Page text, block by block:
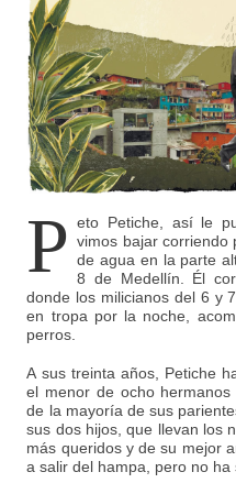
P eto Petiche, así le
vimos bajar corriendo
de agua en la parte
8 de Medellín. Él
donde los milicianos del 6 y
en tropa por la noche,
perros.
A sus treinta años, Petiche
el menor de ocho
de la mayoría de sus
sus dos hijos, que llevan los
más queridos y de su mejor
a salir del hampa, pero no ha